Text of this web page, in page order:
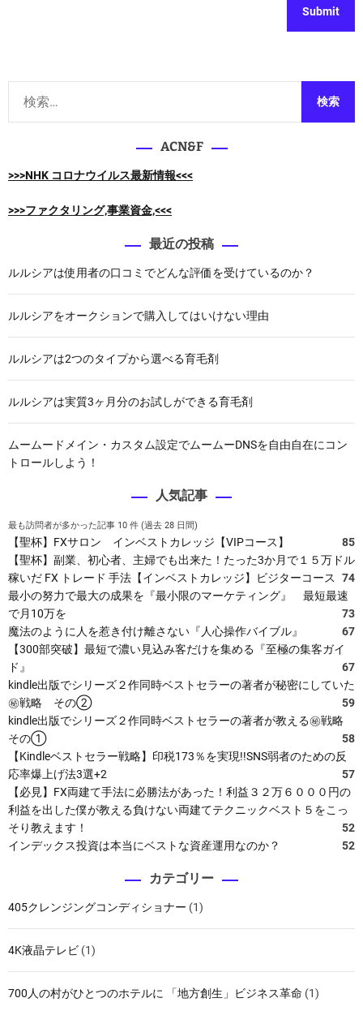
ACN&F
>>>NHK コロナウイルス最新情報<<<
>>>ファクタリング,事業資金,<<<
最近の投稿
ルルシアは使用者の口コミでどんな評価を受けているのか？
ルルシアをオークションで購入してはいけない理由
ルルシアは2つのタイプから選べる育毛剤
ルルシアは実質3ヶ月分のお試しができる育毛剤
ムームードメイン・カスタム設定でムームーDNSを自由自在にコン
トロールしよう！
人気記事
最も訪問者が多かった記事 10 件 (過去 28 日間)
【聖杯】FXサロン インベストカレッジ【VIPコース】
85
【聖杯】副業、初心者、主婦でも出来た！たった3か月で１５万ドル
稼いだ FX トレード 手法【インベストカレッジ】ビジターコース
74
最小の努力で最大の成果を『最小限のマーケティング』 最短最速
で月10万を
73
魔法のように人を惹き付け離さない『人心操作バイブル』
67
【300部突破】最短で濃い見込み客だけを集める『至極の集客ガイ
ド』
67
kindle出版でシリーズ２作同時ベストセラーの著者が秘密にしていた
㊙戦略 その②
59
kindle出版でシリーズ２作同時ベストセラーの著者が教える㊙戦略
その①
58
【Kindleベストセラー戦略】印税173％を実現!!SNS弱者のための反
応率爆上げ法3選+2
57
【必見】FX両建て手法に必勝法があった！利益３２万６０００円の
利益を出した僕が教える負けない両建てテクニックベスト５をこっ
そり教えます！
52
インデックス投資は本当にベストな資産運用なのか？
52
カテゴリー
405クレンジングコンディショナー (1)
4K液晶テレビ (1)
700人の村がひとつのホテルに 「地方創生」ビジネス革命 (1)